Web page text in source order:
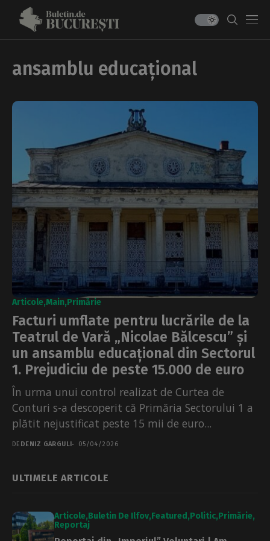
ansamblu educațional
Articole Main Primărie
Facturi umflate pentru lucrările de la
Teatrul de Vară „Nicolae Bălcescu” și
un ansamblu educațional din Sectorul
1. Prejudiciu de peste 15.000 de euro
În urma unui control realizat de Curtea de
Conturi s-a descoperit că Primăria Sectorului 1 a
plătit nejustificat peste 15 mii de euro...
DE DENIZ GARGULI 05/04/2026
ULTIMELE ARTICOLE
Articole Buletin De Ilfov Featured Politic Primărie
Reportaj